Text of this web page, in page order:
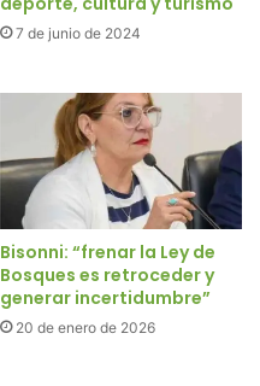
7 de junio de 2024
Bisonni: “frenar la Ley de
Bosques es retroceder y
generar incertidumbre”
20 de enero de 2026